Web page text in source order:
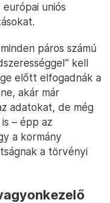
uniós
páros számú
kell
előtt elfogadnák a
akár már
adatokat, de még
– épp az
a kormány
a törvényi